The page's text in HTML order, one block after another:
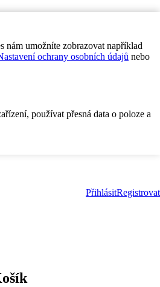
nám umožníte zobrazovat například
ochrany osobních údajů nebo
používat přesná data o poloze a
PřihlásitRegistrovat